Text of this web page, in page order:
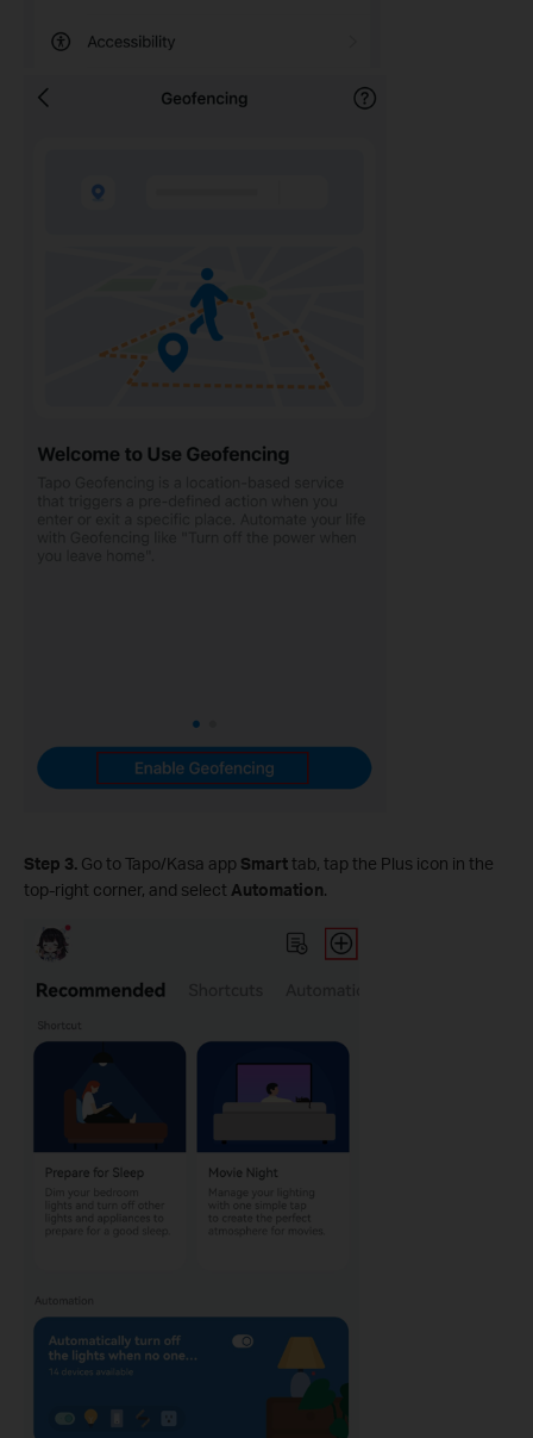
Step 3. Go to Tapo/Kasa app Smarttab, tap the Plus icon in the
top‑right corner, and select Automation.